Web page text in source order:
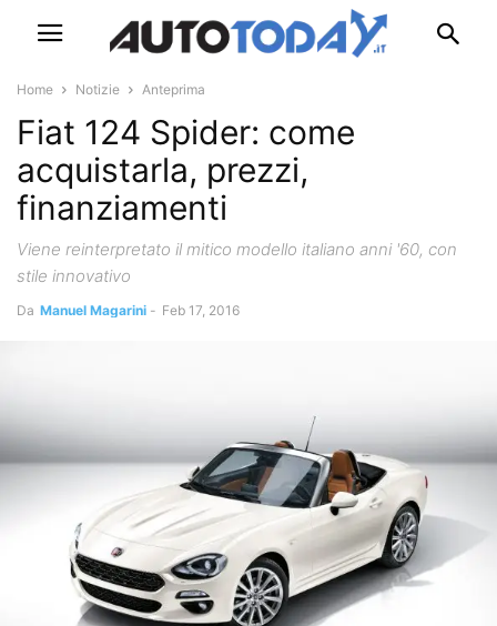
Home Notizie Anteprima
Fiat 124 Spider: come
acquistarla, prezzi,
finanziamenti
Viene reinterpretato il mitico modello italiano anni '60, con
stile innovativo
Da Manuel Magarini - Feb 17, 2016